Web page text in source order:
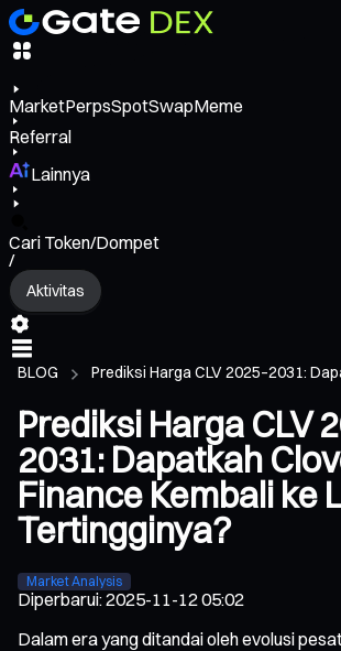
MarketPerpsSpotSwapMeme
Referral
Lainnya
Cari Token/Dompet
/
Aktivitas
BLOG Prediksi Harga CLV 2025–2031:
Prediksi Harga CLV
2031: Dapatkah
Finance Kembali ke
Tertingginya?
Market Analysis
Diperbarui:2025-11-12 05:02
Dalam era yang ditandai oleh evolusi